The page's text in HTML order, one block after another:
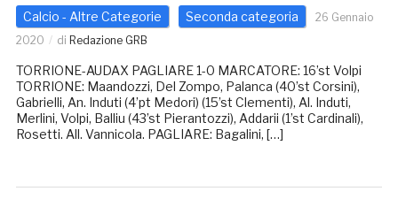
Calcio - Altre Categorie Seconda categoria
26 Gennaio
2020
di Redazione GRB
TORRIONE-AUDAX PAGLIARE 1-0 MARCATORE: 16’st Volpi
TORRIONE: Maandozzi, Del Zompo, Palanca (40’st Corsini),
Gabrielli, An. Induti (4’pt Medori) (15’st Clementi), Al. Induti,
Merlini, Volpi, Balliu (43’st Pierantozzi), Addarii (1’st Cardinali),
Rosetti. All. Vannicola. PAGLIARE: Bagalini, […]